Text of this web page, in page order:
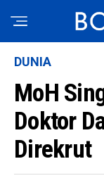
DUNIA
MoH
Doktor
Direkrut